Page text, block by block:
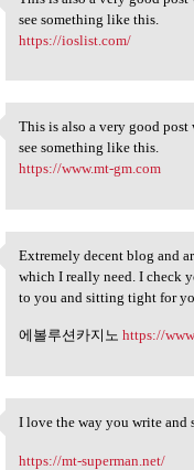
This is also a very good
see something like this.
https://ioslist.com/
This is also a very good
This is also a very good
see something like this.
https://www.mt-gm.com
Extremely decent
Extremely decent blog and
which I really need. I check
to you and sitting tight for
에볼루션카지노https://
I love the way you
I love the way you write and
https://mt-superman.net/